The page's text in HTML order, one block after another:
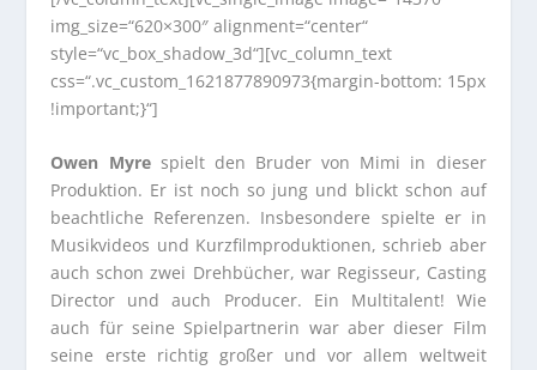
img_size=“620×300″ alignment=“center“
style=“vc_box_shadow_3d“][vc_column_text
css=“.vc_custom_1621877890973{margin-bottom: 15px
!important;}“]
Owen Myrespielt den Bruder von Mimi in dieser
Produktion. Er ist noch so jung und blickt schon auf
beachtliche Referenzen. Insbesondere spielte er in
Musikvideos und Kurzfilmproduktionen, schrieb aber
auch schon zwei Drehbücher, war Regisseur, Casting
Director und auch Producer. Ein Multitalent! Wie
auch für seine Spielpartnerin war aber dieser Film
seine erste richtig großer und vor allem weltweit